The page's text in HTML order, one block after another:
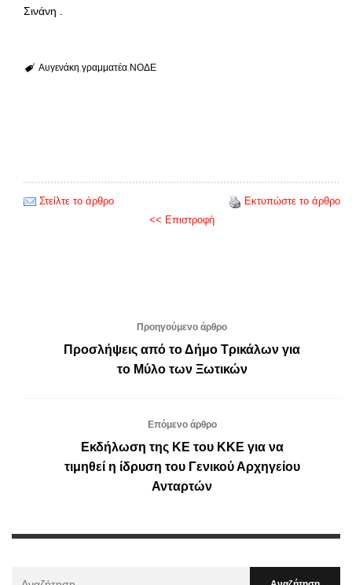
Σινάνη .
Αυγενάκη γραμματέα ΝΟΔΕ
Στείλτε το άρθρο
Εκτυπώστε το άρθρο
<< Επιστροφή
Προηγούμενο άρθρο
Προσλήψεις από το Δήμο Τρικάλων για
το Μύλο των Ξωτικών
Επόμενο άρθρο
Εκδήλωση της ΚΕ του ΚΚΕ για να
τιμηθεί η ίδρυση του Γενικού Αρχηγείου
Ανταρτών